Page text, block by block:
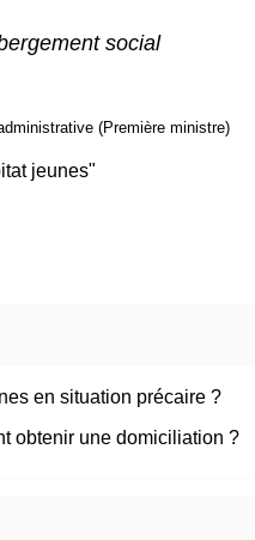
social
(Première ministre)
jeunes"
en situation précaire ?
obtenir une domiciliation ?